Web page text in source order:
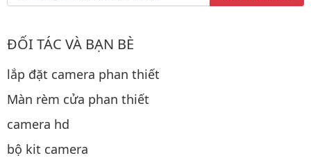
ĐỐI TÁC VÀ BẠN BÈ
lắp đặt camera phan thiết
Màn rèm cửa phan thiết
camera hd
bộ kit camera